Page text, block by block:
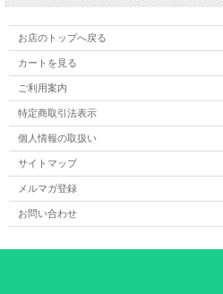
多田 紀子
〇遠隔リハ
「いきる」を届けるために
～テレビ電話（ビデオ通話）によるリハビリ
NPO法人Life is Beautiful 理事長
合同会社 Link Heart ヴィータ訪問看護ステー
作業療法士 おむつフィッター1級・POOマス
山下 和典
【症例報告】
〇移乗動作と車いす自走能力の獲得により
自宅内生活空間の拡大に繋がった閉じこもり
～発言の変化と自己効力感に着目して～
理学療法士
お店のトップへ戻る
カートを見る
ご利用案内
特定商取引法表示
個人情報の取扱い
サイトマップ
メルマガ登録
お問い合わせ